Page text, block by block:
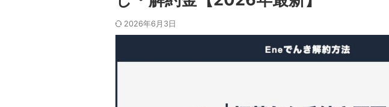
2026年6月3日